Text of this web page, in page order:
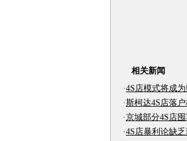
相关新闻
·4S店模式将成
·斯柯达4S店落
·京城部分4S店
·4S店暴利论缺